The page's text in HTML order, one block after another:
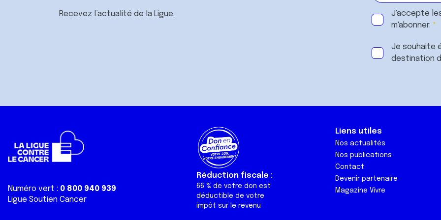
Recevez l’actualité de la Ligue. J'accepte
m'abonner.
Je souhaite
destination
Numéro vert : 0 800 940 939
Ligue Soutien Cancer
Réduction fiscale :
66 % de votre don est
déductible de votre
impôt sur le revenu
Liens utiles
Nos actualités
Nos publications
Contact
Devenir partenaire
Magazine Vivre